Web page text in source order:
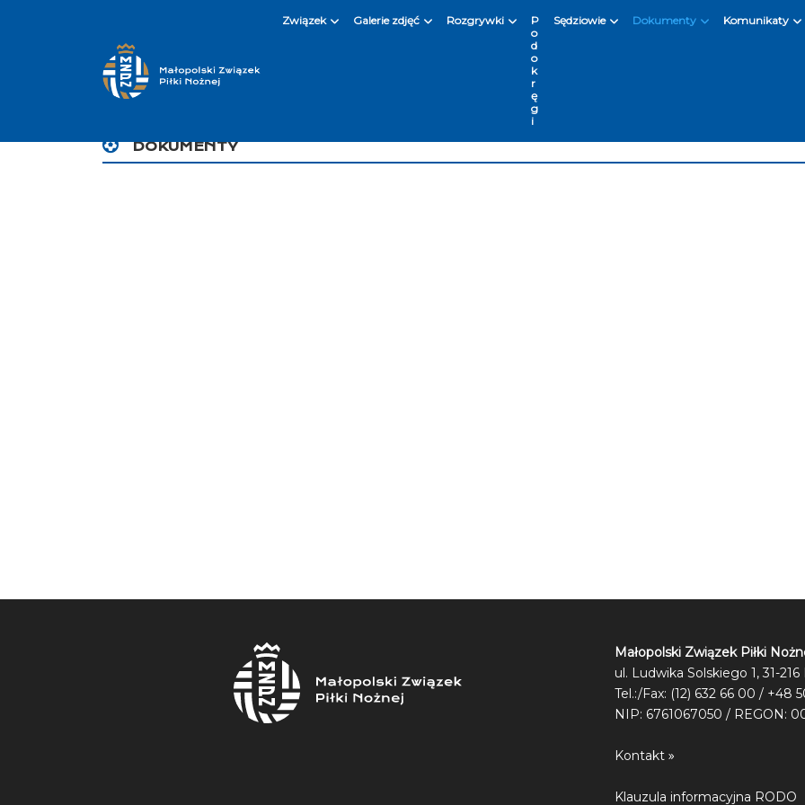
Związek Galerie zdjęć Rozgrywki
P
o
d
o
k
r
ę
g
i
Sędziowie Dokumenty Komunikaty
DOKUMENTY
Małopolski Związek Piłki
ul. Ludwika Solskiego 1, 31-216
Tel.:/Fax: (12) 632 66 00 / +48
NIP: 6761067050 / REGON:
Kontakt
Klauzula informacyjna RODO